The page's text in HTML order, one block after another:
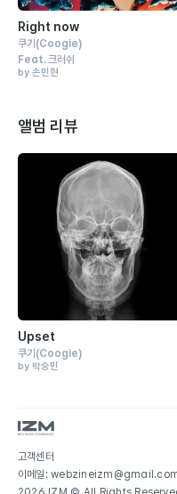
Right now
쿠기 (Coogie)
Feat.크러쉬
by 손민현
앨범 리뷰
Upset
쿠기 (Coogie)
by 박승민
고객센터
이메일: